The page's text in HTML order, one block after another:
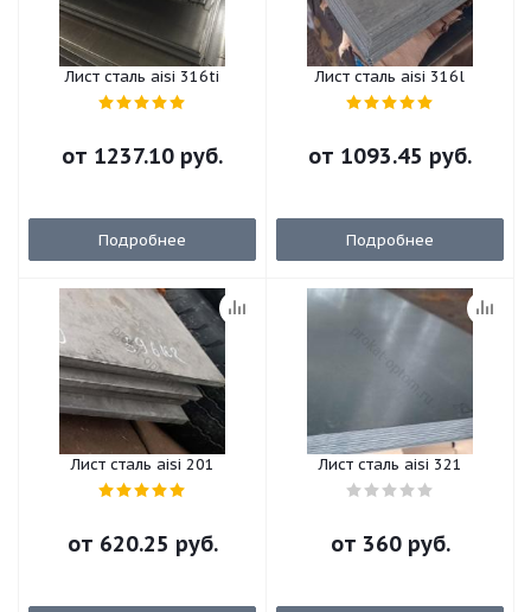
Лист сталь aisi 316ti
от 1237.10 руб.
Подробнее
Лист сталь aisi 316l
от 1093.45 руб.
Подробнее
Лист сталь aisi 201
от 620.25 руб.
Лист сталь aisi 321
от 360 руб.